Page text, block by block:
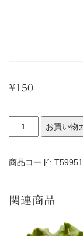
¥150
ト
ツ
お買い物
商品コード:
関連商品